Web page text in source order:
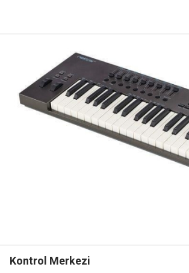
Kontrol Merkezi